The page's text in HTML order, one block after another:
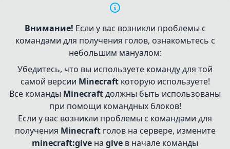
Внимание! Если у вас возникли проблемы с
командами для получения голов, ознакомьтесь с
небольшим мануалом:
Убедитесь, что вы используете команду для той
самой версии Minecraftкоторую используете!
Все команды Minecraftдолжны быть использованы
при помощи командных блоков!
Если у вас возникли проблемы с командами для
получения Minecraftголов на сервере, измените
minecraft:give на give в начале команды